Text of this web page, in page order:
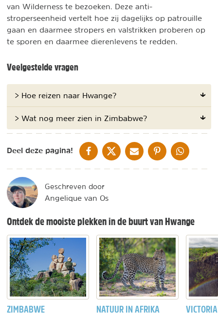
van Wilderness te bezoeken. Deze anti-
stroperseenheid vertelt hoe zij dagelijks op patrouille
gaan en daarmee stropers en valstrikken proberen op
te sporen en daarmee dierenlevens te redden.
Veelgestelde vragen
> Hoe reizen naar Hwange?
> Wat nog meer zien in Zimbabwe?
Deel deze pagina! DELEN OP FACEBOOK
DELEN OP XDELEN VIA DE MAIL
DELEN OP PINTEREST
DELEN OP
Geschreven door
Angelique van Os
Ontdek de mooiste plekken in de buurt van Hwange
ZIMBABWE NATUUR IN AFRIKA